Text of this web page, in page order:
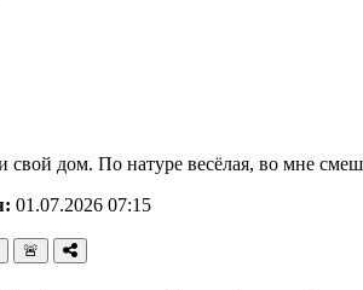
дом. По натуре весёлая, во мне
01.07.2026 07:15
🚨